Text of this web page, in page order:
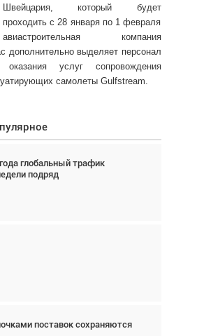
Швейцария, который будет
проходить с 28 января по 1 февраля
авиастроительная компания
дополнительно выделяет персонал
услуг сопровождения
самолеты Gulfstream.
глобальный трафик
подряд
поставок сохраняются
тандем вертолётов и БПЛА в
Дэйв Кох: «Фотография
а ИИ всё портит»
глобальный трафик